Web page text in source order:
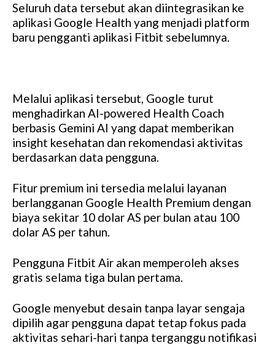
Seluruh data tersebut akan diintegrasikan ke
aplikasi Google Health yang menjadi platform
baru pengganti aplikasi Fitbit sebelumnya.
Melalui aplikasi tersebut, Google turut
menghadirkan AI-powered Health Coach
berbasis Gemini AI yang dapat memberikan
insight kesehatan dan rekomendasi aktivitas
berdasarkan data pengguna.
Fitur premium ini tersedia melalui layanan
berlangganan Google Health Premium dengan
biaya sekitar 10 dolar AS per bulan atau 100
dolar AS per tahun.
Pengguna Fitbit Air akan memperoleh akses
gratis selama tiga bulan pertama.
Google menyebut desain tanpa layar sengaja
dipilih agar pengguna dapat tetap fokus pada
aktivitas sehari-hari tanpa terganggu notifikasi